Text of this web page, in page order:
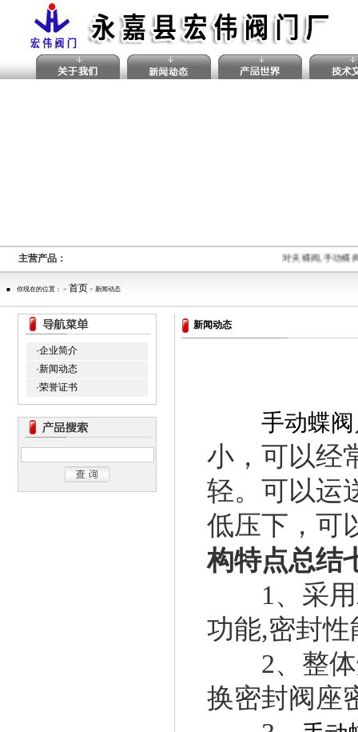
主营产品： 对夹蝶阀,手动蝶
■ 你现在的位置： > 首页 > 新闻动态
·企业简介
·新闻动态
·荣誉证书
新闻动态
手动蝶阀
小，可以经
轻。可以运
低压下，可
构特点总结
1、采用
功能,密封性
2、整体
换密封阀座